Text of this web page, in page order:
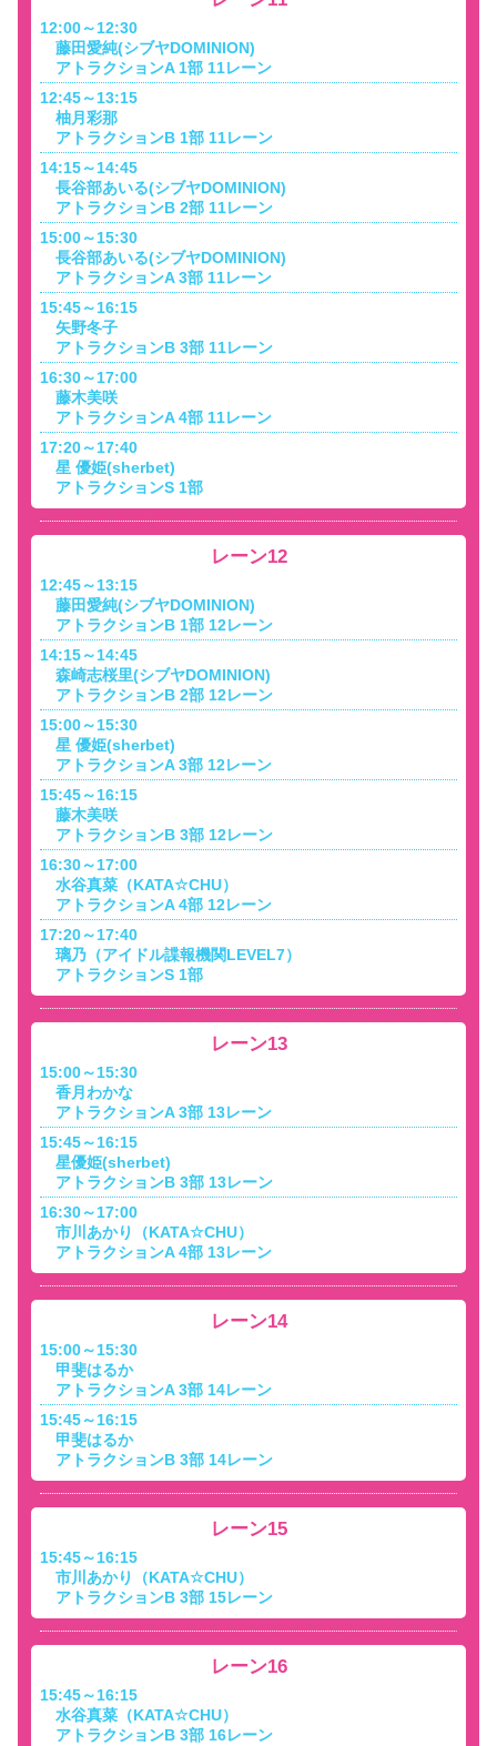
12:00～12:30
藤田愛純(シブヤDOMINION)
アトラクションA 1部 11レーン
12:45～13:15
柚月彩那
アトラクションB 1部 11レーン
14:15～14:45
長谷部あいる(シブヤDOMINION)
アトラクションB 2部 11レーン
15:00～15:30
長谷部あいる(シブヤDOMINION)
アトラクションA 3部 11レーン
15:45～16:15
矢野冬子
アトラクションB 3部 11レーン
16:30～17:00
藤木美咲
アトラクションA 4部 11レーン
17:20～17:40
星 優姫(sherbet)
アトラクションS 1部
レーン12
12:45～13:15
藤田愛純(シブヤDOMINION)
アトラクションB 1部 12レーン
14:15～14:45
森崎志桜里(シブヤDOMINION)
アトラクションB 2部 12レーン
15:00～15:30
星 優姫(sherbet)
アトラクションA 3部 12レーン
15:45～16:15
藤木美咲
アトラクションB 3部 12レーン
16:30～17:00
水谷真菜（KATA☆CHU）
アトラクションA 4部 12レーン
17:20～17:40
璃乃（アイドル諜報機関LEVEL7）
アトラクションS 1部
レーン13
15:00～15:30
香月わかな
アトラクションA 3部 13レーン
15:45～16:15
星優姫(sherbet)
アトラクションB 3部 13レーン
16:30～17:00
市川あかり（KATA☆CHU）
アトラクションA 4部 13レーン
レーン14
15:00～15:30
甲斐はるか
アトラクションA 3部 14レーン
15:45～16:15
甲斐はるか
アトラクションB 3部 14レーン
レーン15
15:45～16:15
市川あかり（KATA☆CHU）
アトラクションB 3部 15レーン
レーン16
15:45～16:15
水谷真菜（KATA☆CHU）
アトラクションB 3部 16レーン